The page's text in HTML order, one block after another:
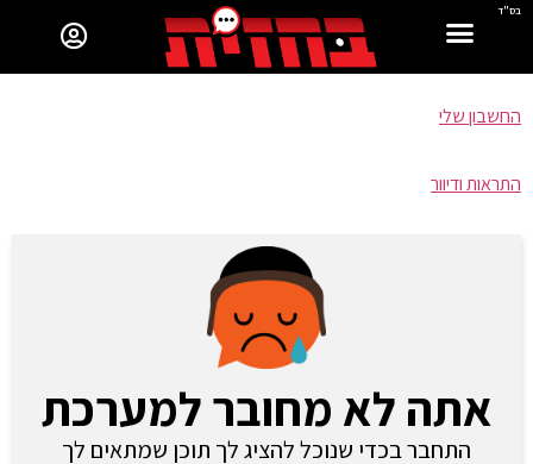
בס"ד
החשבון שלי
התראות ודיוור
אתה לא מחובר למערכת
התחבר בכדי שנוכל להציג לך תוכן שמתאים לך